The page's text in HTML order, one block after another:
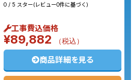
0 / 5 スター(レビュー0件に基づく)
工事費込価格
¥89,882 （税込）
商品詳細を見る